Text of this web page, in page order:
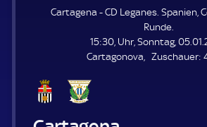
E
N
E
Cartagena - CD Leganes. Spanien,
Runde.
15:30, Uhr, Sonntag,
Cartagonova
Zuschauer: